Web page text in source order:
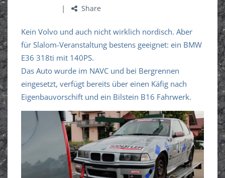
Share
Kein Volvo und auch nicht wirklich nordisch. Aber
für Slalom-Veranstaltung bestens geeignet: ein BMW
E36 318ti mit 140PS.
Das Auto wurde im NAVC und bei Bergrennen
eingesetzt, verfügt bereits über einen Käfig nach
Eigenbauvorschift und ein Bilstein B16 Fahrwerk.